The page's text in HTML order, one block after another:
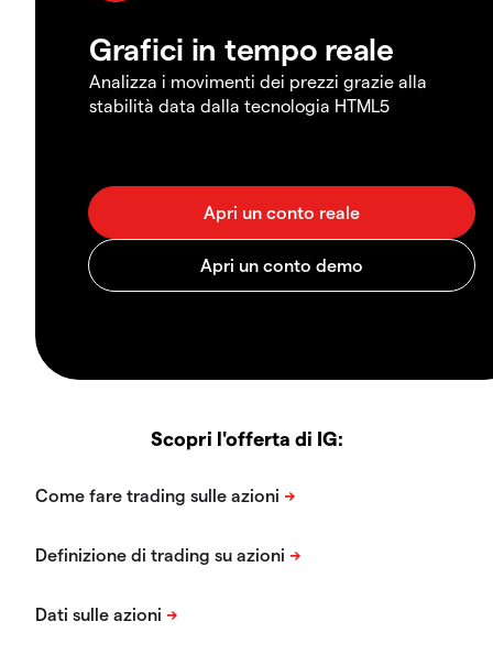
Grafici in tempo reale
Analizza i movimenti dei prezzi grazie alla
stabilità data dalla tecnologia HTML5
Scopri l'offerta di IG: